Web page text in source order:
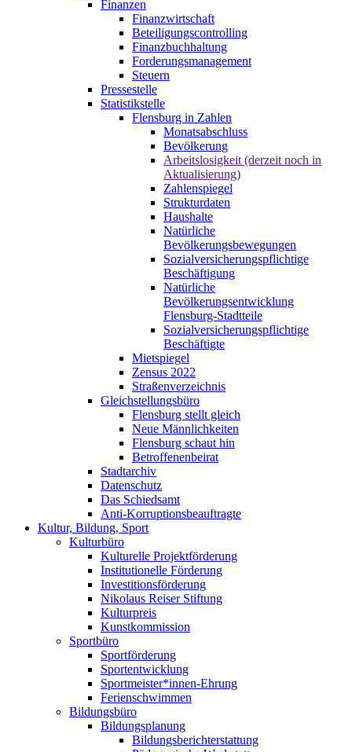
Finanzen
Finanzwirtschaft
Beteiligungscontrolling
Finanzbuchhaltung
Forderungsmanagement
Steuern
Pressestelle
Statistikstelle
Flensburg in Zahlen
Monatsabschluss
Bevölkerung
Arbeitslosigkeit (derzeit noch in
Aktualisierung)
Zahlenspiegel
Strukturdaten
Haushalte
Natürliche
Bevölkerungsbewegungen
Sozialversicherungspflichtige
Beschäftigung
Natürliche
Bevölkerungsentwicklung
Flensburg-Stadtteile
Sozialversicherungspflichtige
Beschäftigte
Mietspiegel
Zensus 2022
Straßenverzeichnis
Gleichstellungsbüro
Flensburg stellt gleich
Neue Männlichkeiten
Flensburg schaut hin
Betroffenenbeirat
Stadtarchiv
Datenschutz
Das Schiedsamt
Anti-Korruptionsbeauftragte
Kultur, Bildung, Sport
Kulturbüro
Kulturelle Projektförderung
Institutionelle Förderung
Investitionsförderung
Nikolaus Reiser Stiftung
Kulturpreis
Kunstkommission
Sportbüro
Sportförderung
Sportentwicklung
Sportmeister*innen-Ehrung
Ferienschwimmen
Bildungsbüro
Bildungsplanung
Bildungsberichterstattung